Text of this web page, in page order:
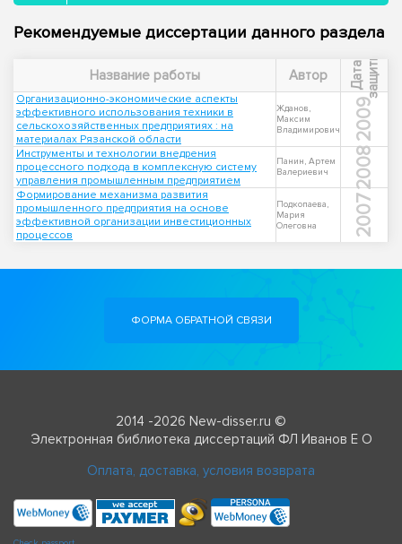
Рекомендуемые диссертации данного раздела
Название работы Автор Д
а
т
а
з
а
щ
и
т ы
Организационно-экономические аспекты
эффективного использования техники в
сельскохозяйственных предприятиях : на
материалах Рязанской области
Жданов,
Максим
Владимирович
2009
Инструменты и технологии внедрения
процессного подхода в комплексную систему
управления промышленным предприятием
Панин, Артем
Валериевич
2008
Формирование механизма развития
промышленного предприятия на основе
эффективной организации инвестиционных
процессов
Подкопаева,
Мария
Олеговна
2007
ФОРМА ОБРАТНОЙ СВЯЗИ
2014 -2026 New-disser.ru ©
Электронная библиотека диссертаций ФЛ Иванов Е О
Оплата, доставка, условия возврата